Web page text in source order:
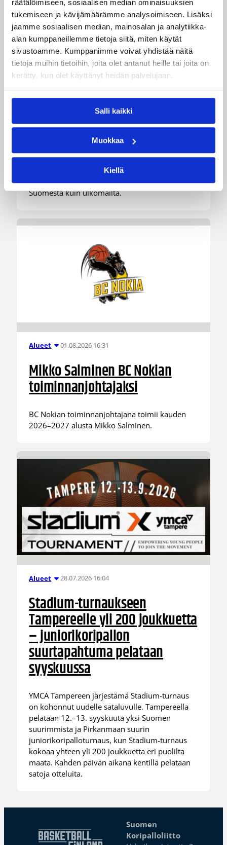
räätälöimiseen, sosiaalisen median ominaisuuksien
tukemiseen ja kävijämäärämme analysoimiseen. Lisäksi
jaamme sosiaalisen median, mainosalan ja analytiikka-
alan kumppaneillemme tietoja siitä, miten käytät
sivustoamme. Kumppanimme voivat yhdistää näitä
tietoja muihin tietoihin, joita olet antanut heille tai joita on
kerätty, kun olet käyttänyt heidän palvelujaan.
Salli kaikki
Muokkaa
Kiellä
Junioriturnaus 01.08.2026 16:34
Delfin Basket Tournament
31.7.-2.8. Tampereella
Koripallon kansainvälinen turnaus Delfin Basket
pelataan Tampereella tänä viikonloppuna.
Järjestyksessään 39. turnaus kerää yhteen 200
joukkuetta ja tuhansia koripallon ystäviä niin
Suomesta kuin ulkomailta.
Alueet 01.08.2026 16:31
Mikko Salminen BC Nokian
toiminnanjohtajaksi
BC Nokian toiminnanjohtajana toimii kauden
2026–2027 alusta Mikko Salminen.
Alueet 28.07.2026 16:04
Stadium-turnaukseen
Tampereelle yli 200 joukkuetta
– juniorikoripallon
suurtapahtuma pelataan
syyskuussa
YMCA Tampereen järjestämä Stadium-turnaus
on kohonnut uudelle sataluvulle. Tampereella
pelataan 12.–13. syyskuuta yksi Suomen
suurimmista ja Pirkanmaan suurin
juniorikoripalloturnaus, kun Stadium-turnaus
kokoaa yhteen yli 200 joukkuetta eri puolilta
maata. Kahden päivän aikana kentillä pelataan
satoja otteluita.
Suomen
Koripalloliitto